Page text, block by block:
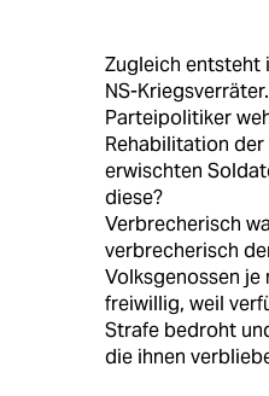
Zugleich entsteht
NS-
Parteipolitiker
Rehabilitation
erwischten
diese?
Verbrecherisch
verbrecherisch
Volksgenossen je
freiwillig, weil
Strafe bedroht
die ihnen